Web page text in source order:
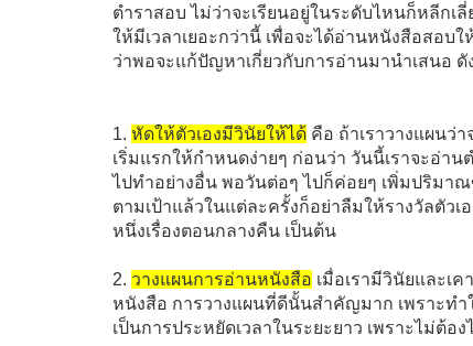
ตำราสอบ ไม่ว่าจะเรียนอยู่ในระดับไหนก็หลีกเ
ให้มีเวลาเยอะกว่านี้ เพื่อจะได้อ่านหนังสือสอ
ว่าพอจะแก้ปัญหาเกี่ยวกับการอ่านมานำเสนอ ดั
1. หัดให้ตัวเองมีวินัยให้ได้ คือ ถ้าเราวางแผนว่
เริ่มแรกให้กำหนดง่ายๆ ก่อนว่า วันนี้เราจะอ่า
ไปทำอย่างอื่น พอวันต่อๆ ไปก็ค่อยๆ เพิ่มปริมา
ตามเป้าแล้วในแต่ละครั้งก็อย่าลืมให้รางวัลตัวเ
หนึ่งเรื่องตอนกลางคืน เป็นต้น
2. วางแผนการอ่านหนังสือ เมื่อเรามีวินัยและเ
หนังสือ การวางแผนที่ดีนั้นสำคัญมาก เพราะทำ
เป็นการประหยัดเวลาในระยะยาว เพราะไม่ต้อง